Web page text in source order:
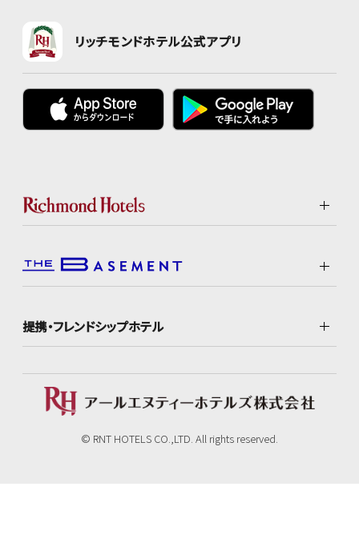
リッチモンドホテル公式アプリ
提携・フレンドシップホテル
© RNT HOTELS CO.,LTD. All rights reserved.